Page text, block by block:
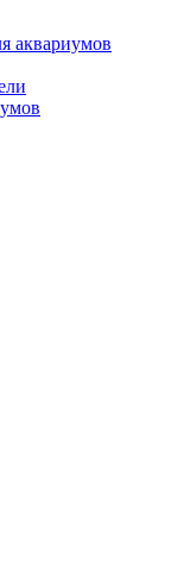
аквариумов